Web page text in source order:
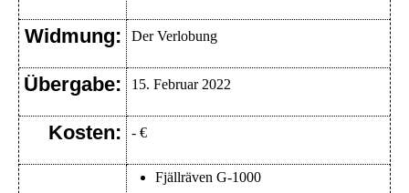
Widmung: Der Verlobung
Übergabe: 15. Februar 2022
Kosten: - €
Fjällräven G-1000